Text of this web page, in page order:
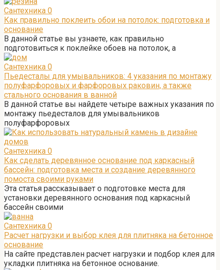
Сантехника 0
Как правильно поклеить обои на потолок: подготовка и
основание
В данной статье вы узнаете, как правильно
подготовиться к поклейке обоев на потолок, а
Сантехника 0
Пьедесталы для умывальников: 4 указания по монтажу
полуфарфоровых и фарфоровых раковин, а также
стального основания в ванной
В данной статье вы найдете четыре важных указания по
монтажу пьедесталов для умывальников
полуфарфоровых
Сантехника 0
Как сделать деревянное основание под каркасный
бассейн: подготовка места и создание деревянного
помоста своими руками
Эта статья рассказывает о подготовке места для
установки деревянного основания под каркасный
бассейн своими
Сантехника 0
Расчет нагрузки и выбор клея для плитняка на бетонное
основание
На сайте представлен расчет нагрузки и подбор клея для
укладки плитняка на бетонное основание.